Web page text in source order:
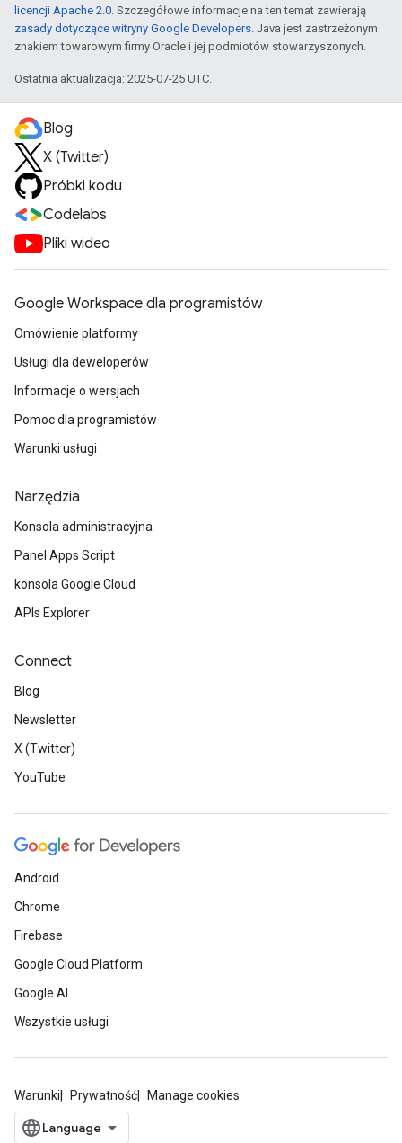
licencji Apache 2.0. Szczegółowe informacje na ten temat zawierają
zasady dotyczące witryny Google Developers. Java jest zastrzeżonym
znakiem towarowym firmy Oracle i jej podmiotów stowarzyszonych.
Ostatnia aktualizacja: 2025-07-25 UTC.
Blog
X (Twitter)
Próbki kodu
Codelabs
Pliki wideo
Google Workspace dla programistów
Omówienie platformy
Usługi dla deweloperów
Informacje o wersjach
Pomoc dla programistów
Warunki usługi
Narzędzia
Konsola administracyjna
Panel Apps Script
konsola Google Cloud
APIs Explorer
Connect
Blog
Newsletter
X (Twitter)
YouTube
Android
Chrome
Firebase
Google Cloud Platform
Google AI
Wszystkie usługi
Warunki Prywatność Manage cookies